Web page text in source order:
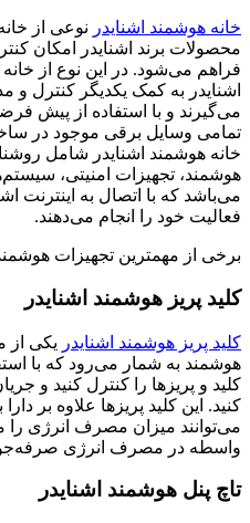
خانه هوشمند اشنایدر نوعی از
محصولات برند اشنایدر امکان
فراهم می‌شود. در این نوع از
اشنایدر به کمک یکدیگر کنترل
می‌گیرند و با استفاده از پیش
تمامی وسایل برقی موجود در
خانه هوشمند اشنایدر شامل
هوشمند، تجهیزات امنیتی،
می‌باشد که با اتصال به اینترنت
فعالیت خود را انجام می‌دهند‌.
برخی از مهمترین تجهیزات
کلید پریز هوشمند اشنایدر
کلید پریز هوشمند اشنایدر یکی از
هوشمند به شمار می‌رود که با
کلید و پریزها را کنترل کنید و
کنید. این کلید پریزها علاوه بر
می‌توانند میزان مصرف انرژی را
واسطه در مصرف انرژی
تاچ پنل هوشمند اشنایدر